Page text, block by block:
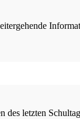
letzten